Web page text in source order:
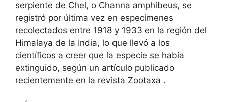
serpiente de Chel, o Channa amphibeus, se
registró por última vez en especímenes
recolectados entre 1918 y 1933 en la región del
Himalaya de la India, lo que llevó a los
científicos a creer que la especie se había
extinguido, según un artículo publicado
recientemente en la revista Zootaxa .